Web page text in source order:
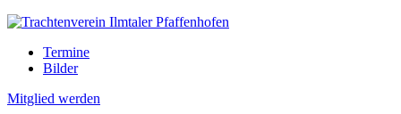
Termine
Bilder
Mitglied werden